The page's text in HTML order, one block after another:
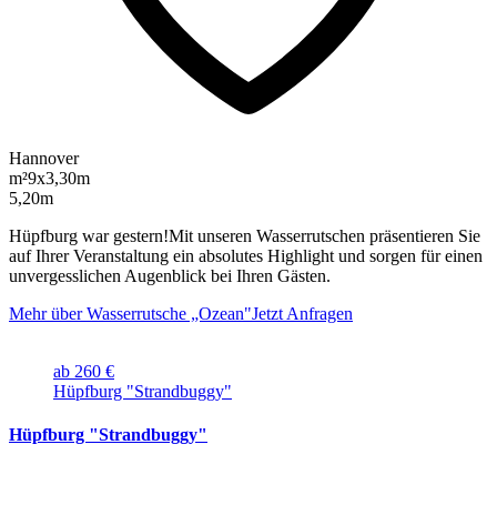
Hannover
m²9x3,30m
5,20m
Hüpfburg war gestern!Mit unseren Wasserrutschen präsentieren Sie
auf Ihrer Veranstaltung ein absolutes Highlight und sorgen für einen
unvergesslichen Augenblick bei Ihren Gästen.
Mehr über Wasserrutsche „Ozean"Jetzt Anfragen
ab 260 €
Hüpfburg "Strandbuggy"
Hüpfburg "Strandbuggy"